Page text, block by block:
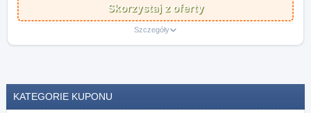
Skorzystaj z oferty
Szczegóły
KATEGORIE KUPONU